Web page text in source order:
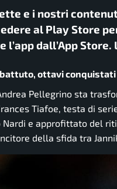
e i nostri
al Play Store
l’app dall’App
battuto, ottavi conquistati
Pellegrino sta
Tiafoe, testa di
Nardi e approfittato del
della sfida tra